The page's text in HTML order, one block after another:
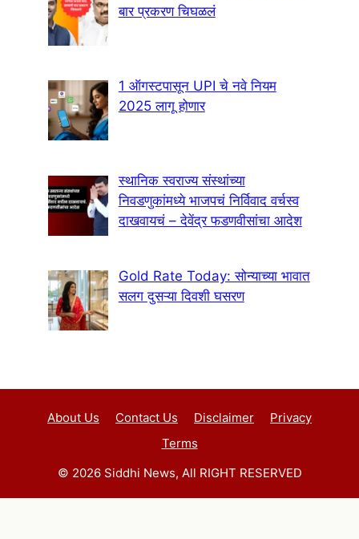
बार प्रकरण चिघळलं
1 ऑगस्टपासून UPI चे नवे नियम
2025 लागू होणार
स्थानिक स्वराज्य संस्थांच्या
निवडणुकांमध्ये भाजपचं निर्विवाद वर्चस्व
दाखवायचं – देवेंद्र फडणवीसांचा आदेश
Gold Rate Today: सोन्याच्या भावात
सलग दुसऱ्या दिवशी घसरण
About Us Contact Us Disclaimer
Privacy
Terms
© 2026 Siddhi News, All RIGHT RESERVED